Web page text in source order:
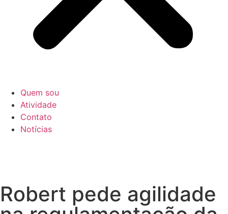
Quem sou
Atividade
Contato
Notícias
Robert pede agilidade